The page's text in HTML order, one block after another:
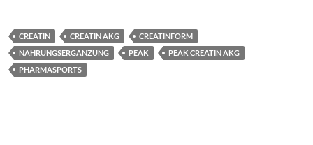
CREATIN CREATIN AKG
CREATINFORM
NAHRUNGSERGÄNZUNG
PEAK
PEAK CREATIN AKG
PHARMASPORTS